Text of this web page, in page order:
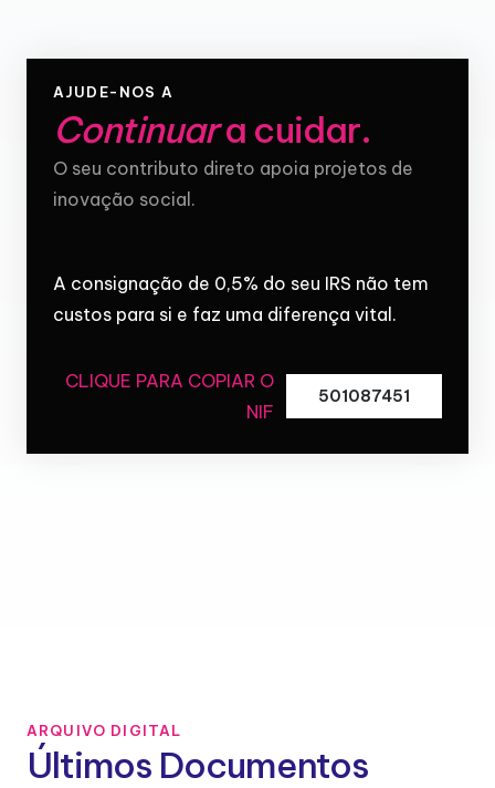
AJUDE-NOS A
Continuara cuidar.
O seu contributo direto apoia projetos de
inovação social.
A consignação de 0,5% do seu IRS não tem
custos para si e faz uma diferença vital.
CLIQUE PARA COPIAR O
NIF
501087451
ARQUIVO DIGITAL
Últimos Documentos